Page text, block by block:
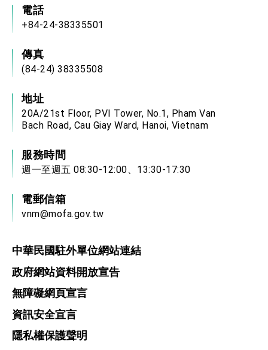
總統重要談話
我國政府將在美國亞利桑納州設立「駐鳳凰城辦
事處」，進一步深化台美交流合作
電話
+84-24-38335501
傳真
(84-24) 38335508
地址
20A/21st Floor, PVI Tower, No.1, Pham Van
Bach Road, Cau Giay Ward, Hanoi, Vietnam
服務時間
週一至週五 08:30-12:00、13:30-17:30
電郵信箱
vnm@mofa.gov.tw
中華民國駐外單位網站連結
政府網站資料開放宣告
無障礙網頁宣言
資訊安全宣言
隱私權保護聲明